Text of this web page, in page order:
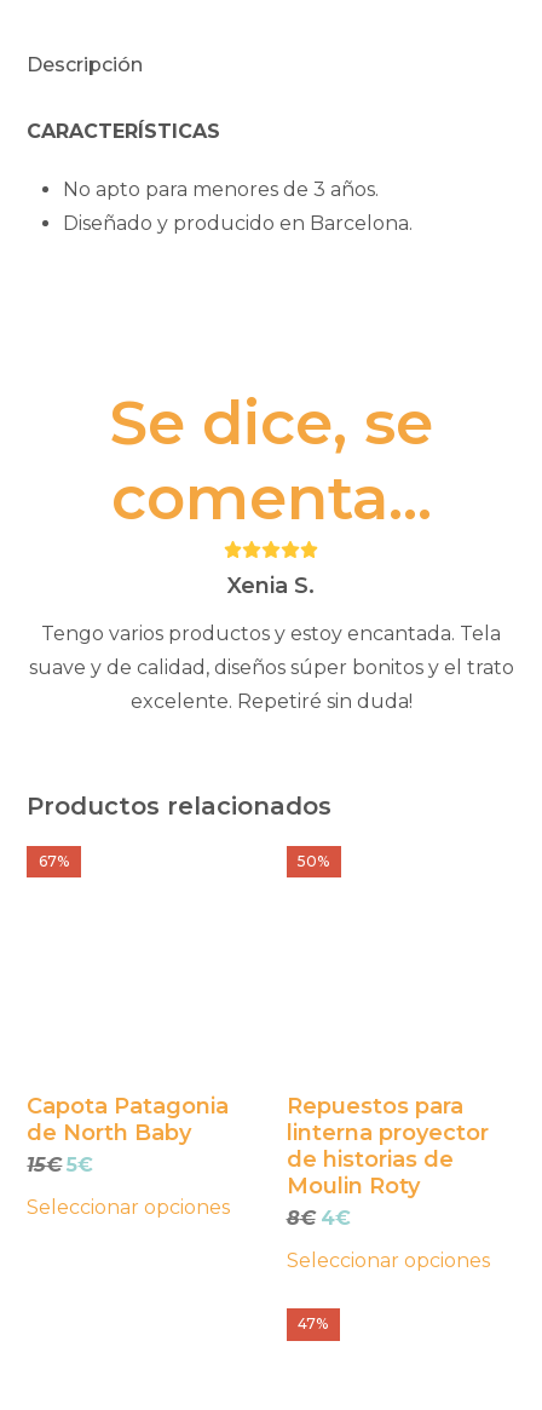
Descripción
CARACTERÍSTICAS
No apto para menores de 3 años.
Diseñado y producido en Barcelona.
Se dice, se
comenta...
Puntuación:
5Xenia S.
Tengo varios productos y estoy encantada. Tela
suave y de calidad, diseños súper bonitos y el trato
excelente. Repetiré sin duda!
Productos relacionados
67%
Capota Patagonia
de North Baby
15€El
original
5€
actual
Seleccionar opciones
Este
se
pueden
elegir
en
50%
Repuestos para
linterna proyector
de historias de
Moulin Roty
8€ El
original
8€.
4€El
actual
Seleccionar opciones
Este
se
pueden
elegir
en
página
producto
47%
Este